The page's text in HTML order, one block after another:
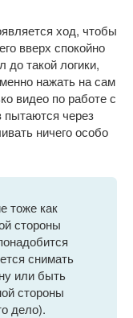
ход, чтобы
вверх спокойно
до такой логики,
нажать на сам
видео по работе с
пытаются через
ничего особо
тоже как
стороны
снимать
или быть
стороны
дело).